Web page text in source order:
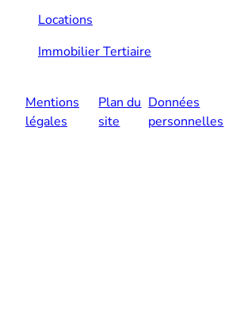
Locations
Immobilier Tertiaire
Mentions
légales
Plan du
site
Données
personnelles